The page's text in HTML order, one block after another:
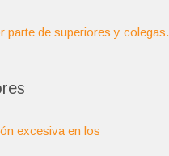
parte de superiores y colegas.
excesiva en los